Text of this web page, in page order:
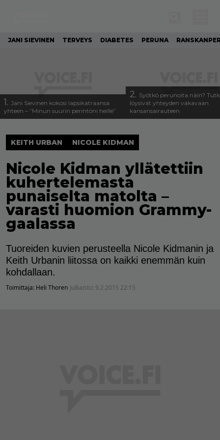
JANI SIEVINEN TERVEYS DIABETES PERUNA
1. Jani Sievinen kokosi lapsikatraansa
yhteen – ”Minun suurin perintöni heille”
2. Syötkö perunoita näin?
löysivät yhteyden vakavaan
kansansairauteen
KEITH URBAN NICOLE KIDMAN
Nicole Kidman yllätettiin
kuhertelemasta
punaiselta matolta –
varasti huomion Grammy-
gaalassa
Tuoreiden kuvien perusteella Nicole Kidmanin ja
Keith Urbanin liitossa on kaikki enemmän kuin
kohdallaan.
Toimittaja: Heli Thoren Julkaistu: 9.2.2015 22:15